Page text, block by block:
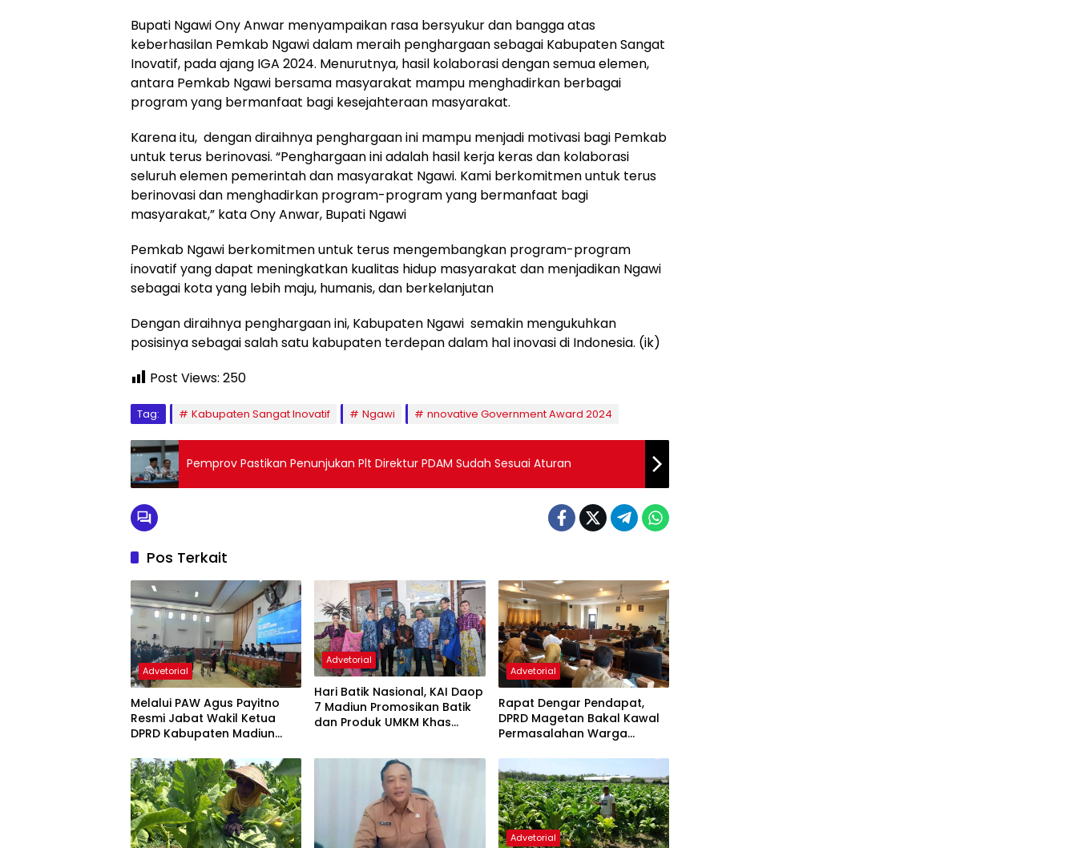
Bupati Ngawi Ony Anwar menyampaikan rasa bersyukur dan bangga atas
keberhasilan Pemkab Ngawi dalam meraih penghargaan sebagai Kabupaten Sangat
Inovatif, pada ajang IGA 2024. Menurutnya, hasil kolaborasi dengan semua elemen,
antara Pemkab Ngawi bersama masyarakat mampu menghadirkan berbagai
program yang bermanfaat bagi kesejahteraan masyarakat.
Karena itu, dengan diraihnya penghargaan ini mampu menjadi motivasi bagi Pemkab
untuk terus berinovasi. “Penghargaan ini adalah hasil kerja keras dan kolaborasi
seluruh elemen pemerintah dan masyarakat Ngawi. Kami berkomitmen untuk terus
berinovasi dan menghadirkan program-program yang bermanfaat bagi
masyarakat,” kata Ony Anwar, Bupati Ngawi
Pemkab Ngawi berkomitmen untuk terus mengembangkan program-program
inovatif yang dapat meningkatkan kualitas hidup masyarakat dan menjadikan Ngawi
sebagai kota yang lebih maju, humanis, dan berkelanjutan
Dengan diraihnya penghargaan ini, Kabupaten Ngawi semakin mengukuhkan
posisinya sebagai salah satu kabupaten terdepan dalam hal inovasi di Indonesia. (ik)
Post Views: 250
Tag: Kabupaten Sangat Inovatif Ngawi nnovative Government Award 2024
Pemprov Pastikan Penunjukan Plt Direktur PDAM Sudah Sesuai Aturan
Pos Terkait
Advetorial
Melalui PAW Agus Payitno
Resmi Jabat Wakil Ketua
DPRD Kabupaten Madiun
Advetorial
Hari Batik Nasional, KAI Daop
7 Madiun Promosikan Batik
dan Produk UMKM Khas
Advetorial
Rapat Dengar Pendapat,
DPRD Magetan Bakal Kawal
Permasalahan Warga
Poerwodadie
Advetorial